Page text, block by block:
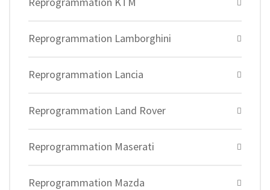
Reprogrammation Lamborghini
Reprogrammation Lancia
Reprogrammation Land Rover
Reprogrammation Maserati
Reprogrammation Mazda